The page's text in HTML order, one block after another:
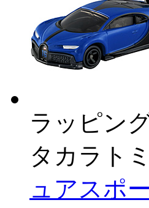
ラッピン
タカラト
ュアスポ